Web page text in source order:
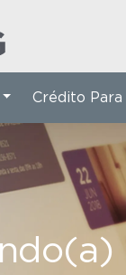
Crédito Para